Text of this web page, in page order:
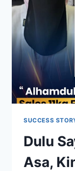
SUCCESS
Dulu
Asa,